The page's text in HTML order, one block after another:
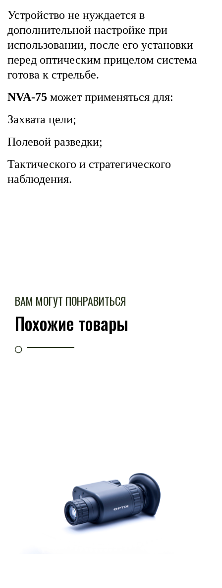
Устройство не нуждается в
дополнительной настройке при
использовании, после его установки
перед оптическим прицелом система
готова к стрельбе.
NVA-75 может применяться для:
Захвата цели;
Полевой разведки;
Тактического и стратегического
наблюдения.
ВАМ МОГУТ ПОНРАВИТЬСЯ
Похожие товары